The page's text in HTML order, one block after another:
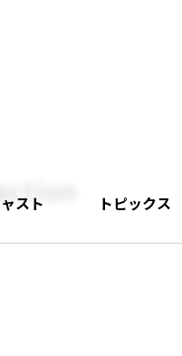
スト トピックス